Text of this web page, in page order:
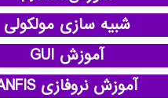
شبیه سازی مولکولی
آموزش GUI
آموزش نروفازی ANFIS